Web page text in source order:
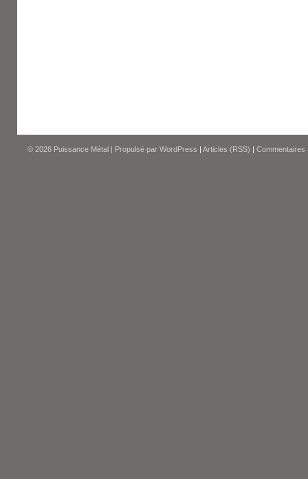
© 2026 Puissance Métal | Propulsé par WordPress | Articles (RSS) | Commentaires